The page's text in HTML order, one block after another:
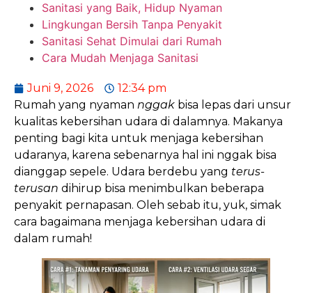
Sanitasi yang Baik, Hidup Nyaman
Lingkungan Bersih Tanpa Penyakit
Sanitasi Sehat Dimulai dari Rumah
Cara Mudah Menjaga Sanitasi
Juni 9, 2026
12:34 pm
Rumah yang nyaman nggak bisa lepas dari unsur
kualitas kebersihan udara di dalamnya. Makanya
penting bagi kita untuk menjaga kebersihan
udaranya, karena sebenarnya hal ini nggak bisa
dianggap sepele. Udara berdebu yang terus-
terusan dihirup bisa menimbulkan beberapa
penyakit pernapasan. Oleh sebab itu, yuk, simak
cara bagaimana menjaga kebersihan udara di
dalam rumah!